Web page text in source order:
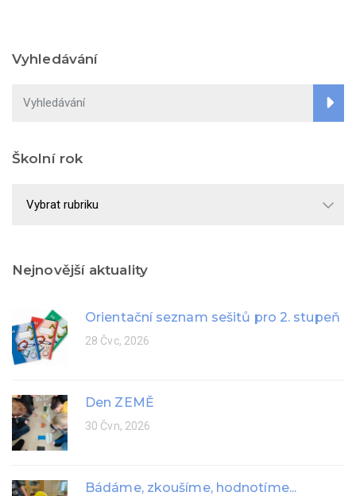
Vyhledávání
Školní rok
rok
Nejnovější aktuality
Orientační seznam sešitů pro 2. stupeň
28 Čvc, 2026
Den ZEMĚ
30 Čvn, 2026
Bádáme, zkoušíme, hodnotíme...